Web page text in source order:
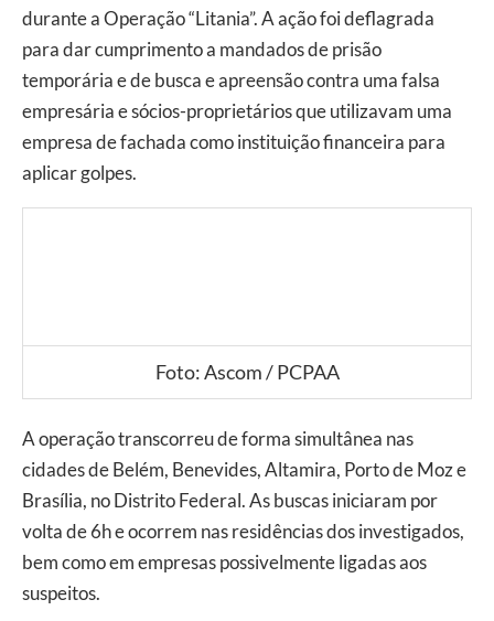
durante a Operação “Litania”. A ação foi deflagrada
para dar cumprimento a mandados de prisão
temporária e de busca e apreensão contra uma falsa
empresária e sócios-proprietários que utilizavam uma
empresa de fachada como instituição financeira para
aplicar golpes.
Foto: Ascom / PCPAA
A operação transcorreu de forma simultânea nas
cidades de Belém, Benevides, Altamira, Porto de Moz e
Brasília, no Distrito Federal. As buscas iniciaram por
volta de 6h e ocorrem nas residências dos investigados,
bem como em empresas possivelmente ligadas aos
suspeitos.